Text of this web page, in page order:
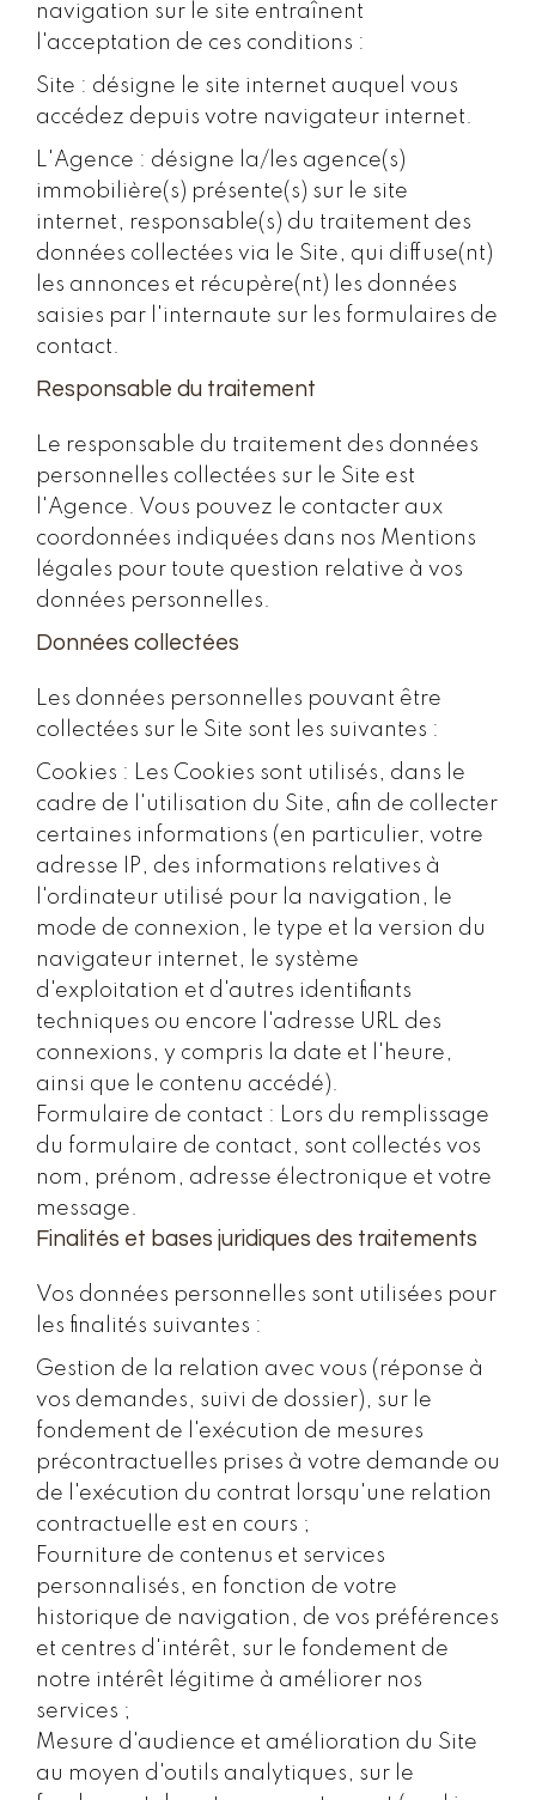
navigation sur le site entraînent
l'acceptation de ces conditions :
Site : désigne le site internet auquel vous
accédez depuis votre navigateur internet.
L'Agence : désigne la/les agence(s)
immobilière(s) présente(s) sur le site
internet, responsable(s) du traitement des
données collectées via le Site, qui diffuse(nt)
les annonces et récupère(nt) les données
saisies par l'internaute sur les formulaires de
contact.
Responsable du traitement
Le responsable du traitement des données
personnelles collectées sur le Site est
l'Agence. Vous pouvez le contacter aux
coordonnées indiquées dans nos Mentions
légales pour toute question relative à vos
données personnelles.
Données collectées
Les données personnelles pouvant être
collectées sur le Site sont les suivantes :
Cookies : Les Cookies sont utilisés, dans le
cadre de l'utilisation du Site, afin de collecter
certaines informations (en particulier, votre
adresse IP, des informations relatives à
l'ordinateur utilisé pour la navigation, le
mode de connexion, le type et la version du
navigateur internet, le système
d'exploitation et d'autres identifiants
techniques ou encore l'adresse URL des
connexions, y compris la date et l'heure,
ainsi que le contenu accédé).
Formulaire de contact : Lors du remplissage
du formulaire de contact, sont collectés vos
nom, prénom, adresse électronique et votre
message.
Finalités et bases juridiques des traitements
Vos données personnelles sont utilisées pour
les finalités suivantes :
Gestion de la relation avec vous (réponse à
vos demandes, suivi de dossier), sur le
fondement de l'exécution de mesures
précontractuelles prises à votre demande ou
de l'exécution du contrat lorsqu'une relation
contractuelle est en cours ;
Fourniture de contenus et services
personnalisés, en fonction de votre
historique de navigation, de vos préférences
et centres d'intérêt, sur le fondement de
notre intérêt légitime à améliorer nos
services ;
Mesure d'audience et amélioration du Site
au moyen d'outils analytiques, sur le